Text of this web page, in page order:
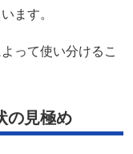
ます。​
って使い分けるこ
の見極め